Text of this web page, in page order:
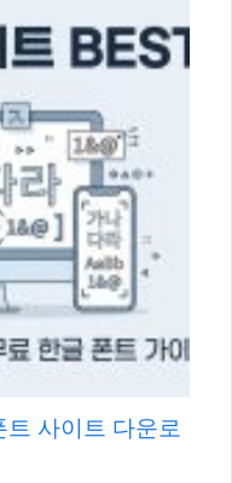
사이트 다운로